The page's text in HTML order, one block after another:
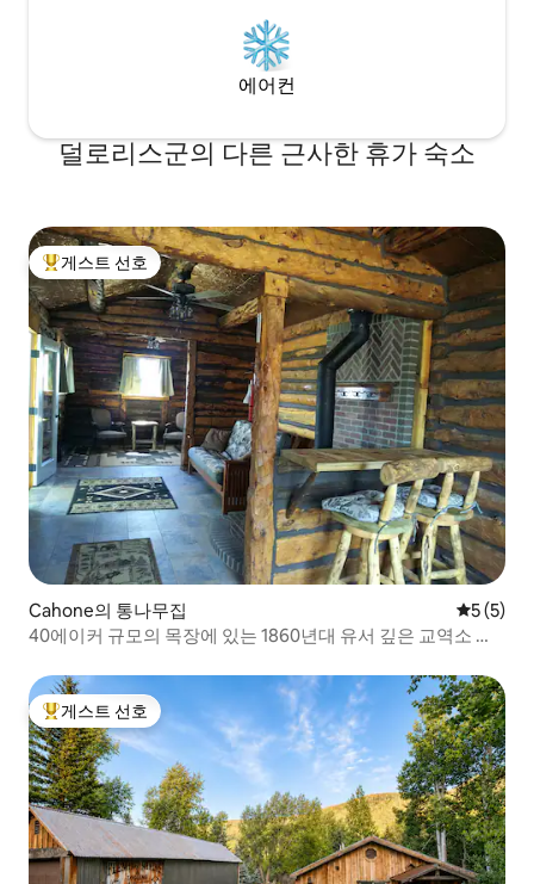
에어컨
덜로리스군의 다른 근사한 휴가 숙소
상위 게스트 선호
게스트 선호
Cahone의 통나무집 평점 5점
5 (5)
40에이커 규모의 목장에 있는 1860년대 유서 깊은 교역소 오
상위 게스트 선호
게스트 선호